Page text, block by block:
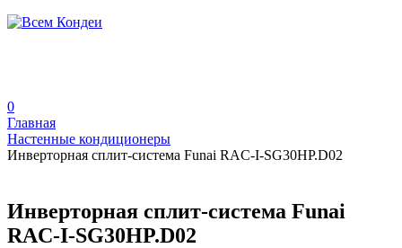
0
Главная
Настенные кондиционеры
Инверторная сплит-система Funai RAC-I-SG30HP.D02
Инверторная сплит-система Funai
RAC-I-SG30HP.D02